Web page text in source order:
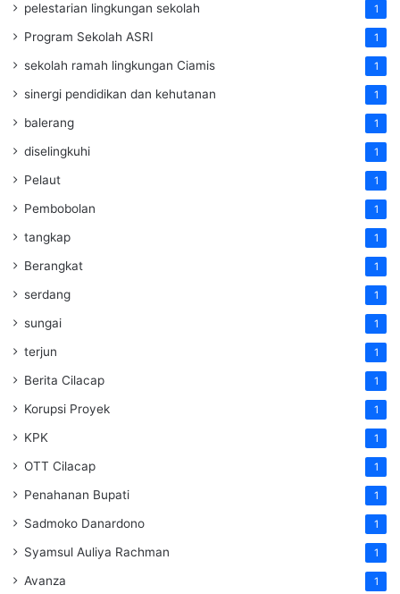
pelestarian lingkungan sekolah 1
Program Sekolah ASRI 1
sekolah ramah lingkungan Ciamis 1
sinergi pendidikan dan kehutanan 1
balerang 1
diselingkuhi 1
Pelaut 1
Pembobolan 1
tangkap 1
Berangkat 1
serdang 1
sungai 1
terjun 1
Berita Cilacap 1
Korupsi Proyek 1
KPK 1
OTT Cilacap 1
Penahanan Bupati 1
Sadmoko Danardono 1
Syamsul Auliya Rachman 1
Avanza 1